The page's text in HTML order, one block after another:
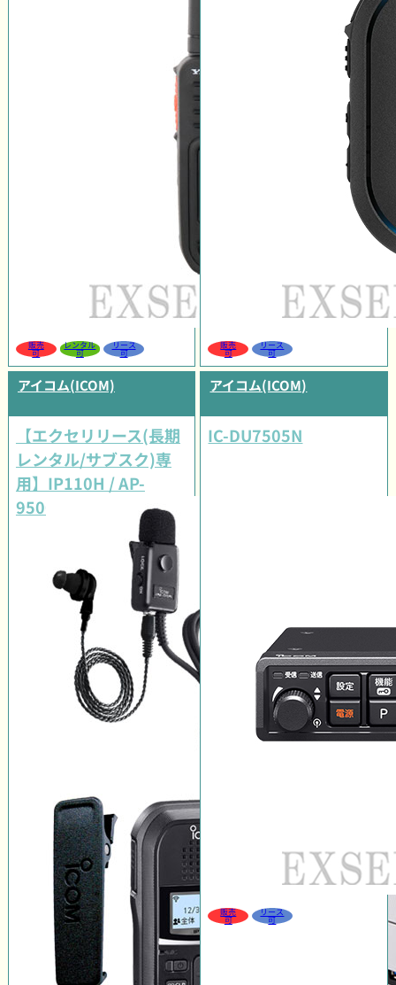
販売
可
レンタル
可
リース
可
販売
可
リース
可
アイコム(ICOM)
【エクセリリース(長期
レンタル/サブスク)専
用】IP110H / AP-
9500#11
アイコム(ICOM)
IC-DU7505N
販売
可
リース
可